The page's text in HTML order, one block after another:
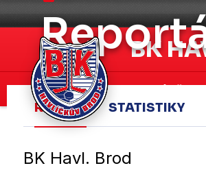
BK
Aktuálně
REPORT STATISTIKY
BK Havl. Brod